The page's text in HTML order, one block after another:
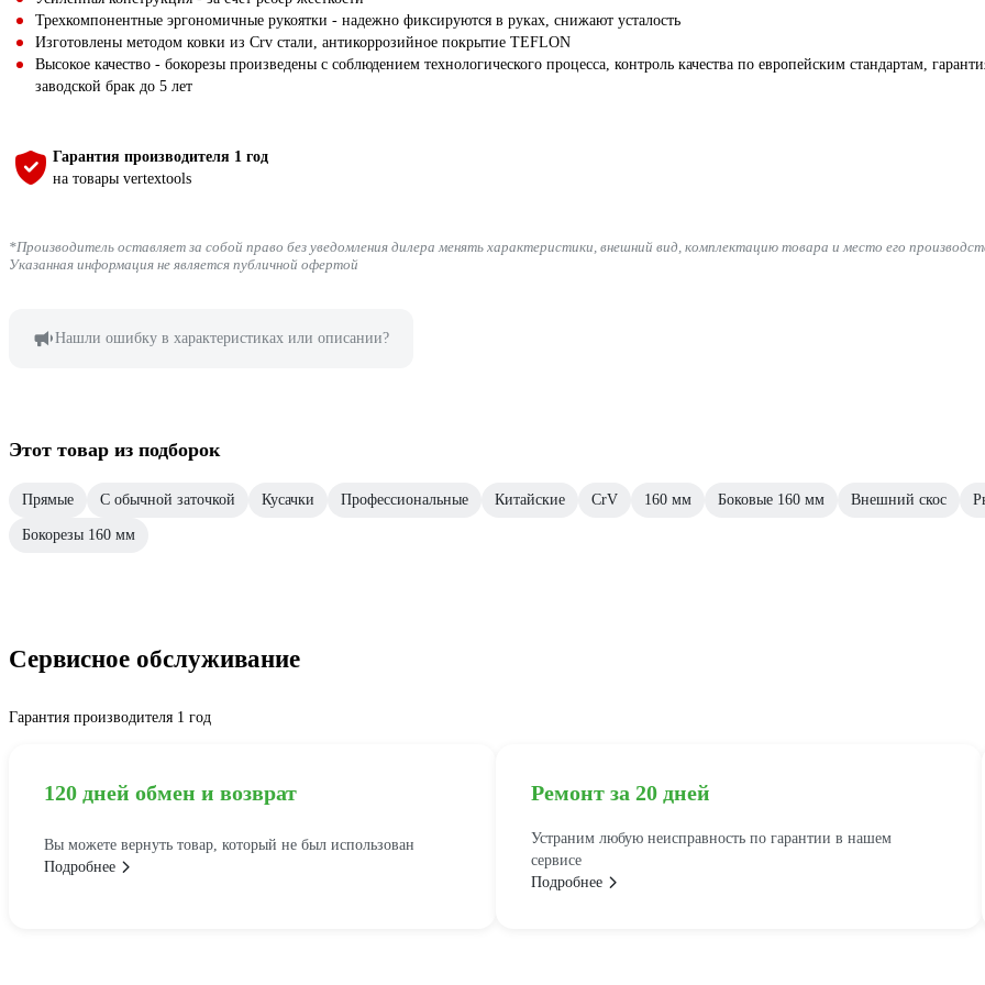
Трехкомпонентные эргономичные рукоятки - надежно фиксируются в руках, снижают усталость
Изготовлены методом ковки из Crv стали, антикоррозийное покрытие TEFLON
Высокое качество - бокорезы произведены с соблюдением технологического процесса, контроль качества по европейским стандартам,
заводской брак до 5 лет
Гарантия производителя 1 год
на товары vertextools
*Производитель оставляет за собой право без уведомления дилера менять характеристики, внешний вид, комплектацию товара и место его
Указанная информация не является публичной офертой
Нашли ошибку в характеристиках или описании?
Этот товар из подборок
Прямые С обычной заточкой Кусачки Профессиональные Китайские CrV 160 мм Боковые 160 мм Внешний скос
Бокорезы 160 мм
Сервисное обслуживание
Гарантия производителя 1 год
120 дней обмен и возврат
Вы можете вернуть товар, который не был использован
Подробнее
Ремонт за 20 дней
Устраним любую неисправность по гарантии в нашем
сервисе
Подробнее